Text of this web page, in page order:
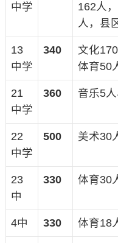
中学
162人
人，县
13
中学
340
文化
体育50
21
中学
360 音乐5
22
中学
500 美术30
23
中
330 体育30
4中 330 体育18